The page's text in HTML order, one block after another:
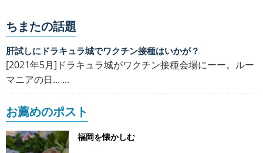
ちまたの話題
肝試しにドラキュラ城でワクチン接種はいかが？
[2021年5月]ドラキュラ城がワクチン接種会場にーー。ルー
マニアの日... ...
お薦めのポスト
福岡を懐かしむ